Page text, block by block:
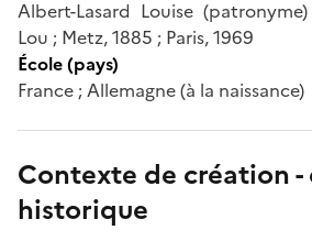
Albert-Lasard Louise
Lou ; Metz, 1885 ; Paris, 1969
École (pays)
France ; Allemagne (à la naissance)
Contexte de création
historique